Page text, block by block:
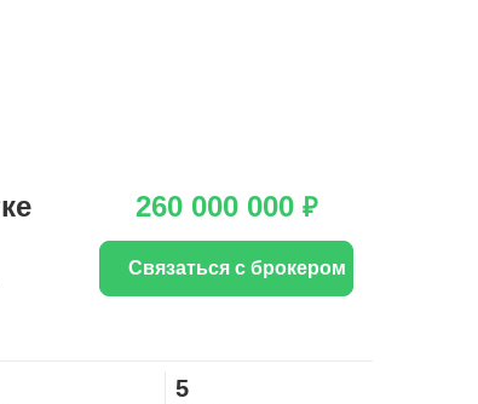
5
260 000 000 ₽
Связаться с брокером